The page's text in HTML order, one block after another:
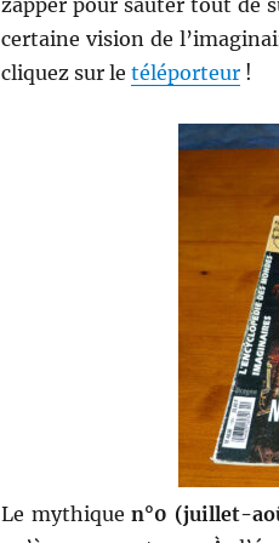
zapper pour sauter tout de
certaine vision de
cliquez sur le téléporteur!
Le mythiquen°0 (juillet-